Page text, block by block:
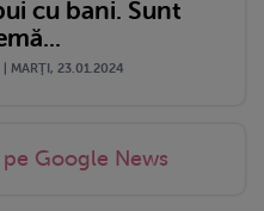
cu bani. Sunt
| MARŢI, 23.01.2024
Google News